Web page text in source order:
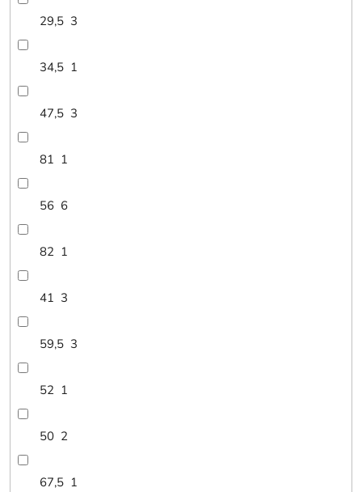
29,5 3
34,5 1
47,5 3
81 1
56 6
82 1
41 3
59,5 3
52 1
50 2
67,5 1